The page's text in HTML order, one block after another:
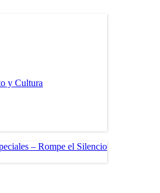
y Cultura
– Rompe el Silencio